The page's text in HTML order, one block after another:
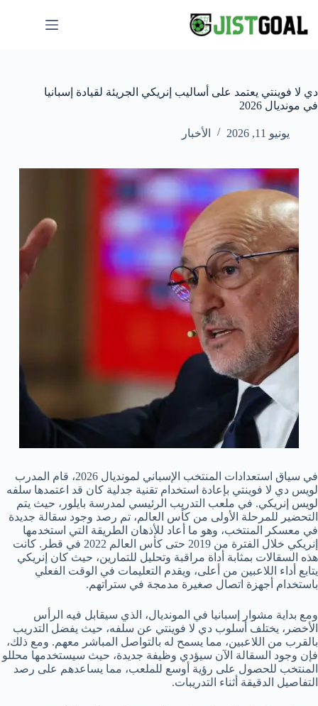
المحتوى
دي لا فوينتي يعتمد على أساليب إنريكي الجريئة لقيادة إسبانيا
في مونديال 2026
يونيو 11, 2026 الأخبار
في سياق استعدادات المنتخب الإسباني لمونديال 2026، قام المدرب
لويس دي لا فوينتي بإعادة استخدام تقنية جدلية كان قد اعتمدها سلفه
لويس إنريكي. في ملعب التدريب الرئيسي لمدرسة بايلور، حيث يتم
التحضير للمرحلة الأولى من كأس العالم، تم رصد وجود سقالة جديدة
في معسكر المنتخب، وهو ما أعاد للأذهان الطريقة التي استخدمها
إنريكي خلال الفترة من 2019 حتى كأس العالم 2022 في قطر. كانت
هذه السقالات بمثابة أداة مراقبة وتحليل للتمارين، حيث كان إنريكي
يتابع أداء اللاعبين من أعلى، ويقدم التعليمات في الوقت الفعلي
باستخدام أجهزة اتصال صغيرة مدمجة في ستراتهم.
ومع بداية مشوار إسبانيا في المونديال، الذي سيقابل فيه الرأس
الأخضر، يختلف أسلوب دي لا فوينتي عن سلفه، حيث يفضل التدريب
بالقرب من اللاعبين، مما يسمح له بالتواصل المباشر معهم. ومع ذلك،
فإن وجود السقالة الآن سيؤدي وظيفة جديدة، حيث سيستخدمها محللو
المنتخب للحصول على رؤية أوسع للملعب، مما يساعدهم على رصد
التفاصيل الدقيقة أثناء التدريبات.